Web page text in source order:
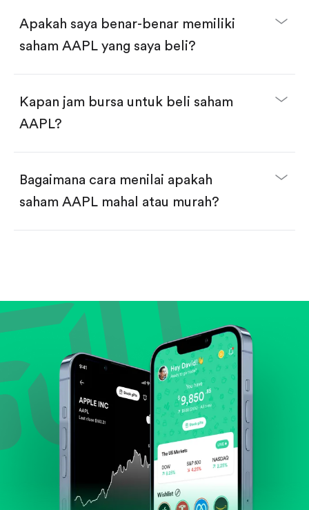
Apakah saya benar-benar memiliki
saham AAPL yang saya beli?
Kapan jam bursa untuk beli saham
AAPL?
Bagaimana cara menilai apakah
saham AAPL mahal atau murah?
Lihat pertumbuhan pendapatan & laba.
Cek margin dan arus kas.
Evaluasi prospek bisnis dan posisi perusahaan di
industrinya.